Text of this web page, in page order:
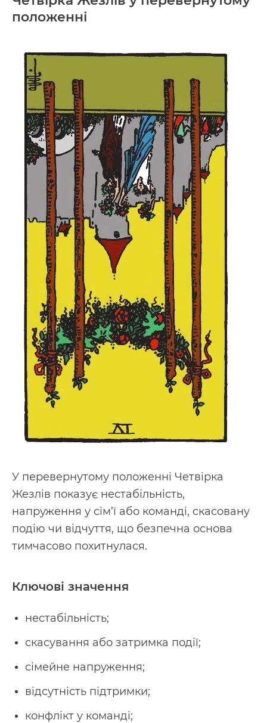
положенні
У перевернутому положенні Четвірка
Жезлів показує нестабільність,
напруження у сім’ї або команді, скасовану
подію чи відчуття, що безпечна основа
тимчасово похитнулася.
Ключові значення
нестабільність;
скасування або затримка події;
сімейне напруження;
відсутність підтримки;
конфлікт у команді;